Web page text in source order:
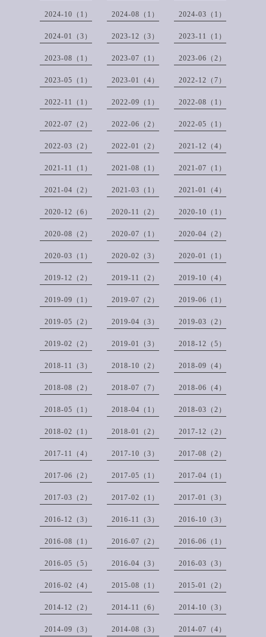
2024-10（1） 2024-08（1） 2024-03（1）
2024-01（3） 2023-12（3） 2023-11（1）
2023-08（1） 2023-07（1） 2023-06（2）
2023-05（1） 2023-01（4） 2022-12（7）
2022-11（1） 2022-09（1） 2022-08（1）
2022-07（2） 2022-06（2） 2022-05（1）
2022-03（2） 2022-01（2） 2021-12（4）
2021-11（1） 2021-08（1） 2021-07（1）
2021-04（2） 2021-03（1） 2021-01（4）
2020-12（6） 2020-11（2） 2020-10（1）
2020-08（2） 2020-07（1） 2020-04（2）
2020-03（1） 2020-02（3） 2020-01（1）
2019-12（2） 2019-11（2） 2019-10（4）
2019-09（1） 2019-07（2） 2019-06（1）
2019-05（2） 2019-04（3） 2019-03（2）
2019-02（2） 2019-01（3） 2018-12（5）
2018-11（3） 2018-10（2） 2018-09（4）
2018-08（2） 2018-07（7） 2018-06（4）
2018-05（1） 2018-04（1） 2018-03（2）
2018-02（1） 2018-01（2） 2017-12（2）
2017-11（4） 2017-10（3） 2017-08（2）
2017-06（2） 2017-05（1） 2017-04（1）
2017-03（2） 2017-02（1） 2017-01（3）
2016-12（3） 2016-11（3） 2016-10（3）
2016-08（1） 2016-07（2） 2016-06（1）
2016-05（5） 2016-04（3） 2016-03（3）
2016-02（4） 2015-08（1） 2015-01（2）
2014-12（2） 2014-11（6） 2014-10（3）
2014-09（3） 2014-08（3） 2014-07（4）